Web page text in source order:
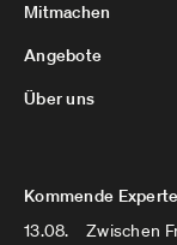
Mitmachen
Angebote
Über uns
Kommende
13.08.
Zwischen